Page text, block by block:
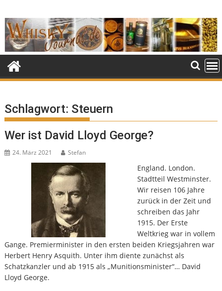
to
content
Schlagwort: Steuern
Wer ist David Lloyd George?
24. März 2021 Stefan
England. London.
Stadtteil Westminster.
Wir reisen 106 Jahre
zurück in der Zeit und
schreiben das Jahr
1915. Der Erste
Weltkrieg war in vollem
Gange. Premierminister in den ersten beiden Kriegsjahren war
Herbert Henry Asquith. Unter ihm diente zunächst als
Schatzkanzler und ab 1915 als „Munitionsminister“… David
Lloyd George.